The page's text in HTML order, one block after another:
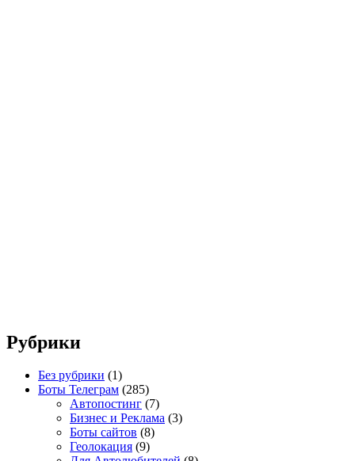
Рубрики
Без рубрики (1)
Боты Телеграм (285)
Автопостинг (7)
Бизнес и Реклама (3)
Боты сайтов (8)
Геолокация (9)